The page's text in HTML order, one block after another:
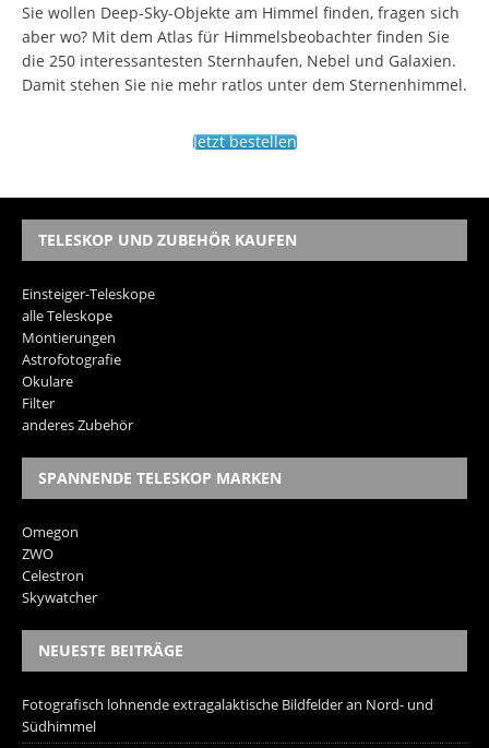
Sie wollen Deep-Sky-Objekte am Himmel finden, fragen sich
aber wo? Mit dem Atlas für Himmelsbeobachter finden Sie
die 250 interessantesten Sternhaufen, Nebel und Galaxien.
Damit stehen Sie nie mehr ratlos unter dem Sternenhimmel.
Jetzt bestellen
TELESKOP UND ZUBEHÖR KAUFEN
Einsteiger-Teleskope
alle Teleskope
Montierungen
Astrofotografie
Okulare
Filter
anderes Zubehör
SPANNENDE TELESKOP MARKEN
Omegon
ZWO
Celestron
Skywatcher
NEUESTE BEITRÄGE
Fotografisch lohnende extragalaktische Bildfelder an Nord- und
Südhimmel